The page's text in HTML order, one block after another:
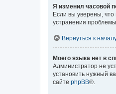
Я изменил часовой
Если вы уверены,
устранения
Вернуться к
Моего языка нет в
Администратор не
установить нужный
сайте phpBB®.